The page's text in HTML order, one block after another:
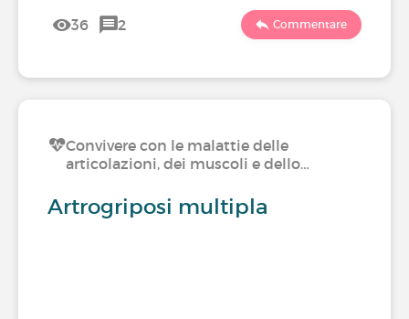
36 2 Commentare
Convivere con le malattie delle
articolazioni, dei muscoli e dello…
Artrogriposi multipla